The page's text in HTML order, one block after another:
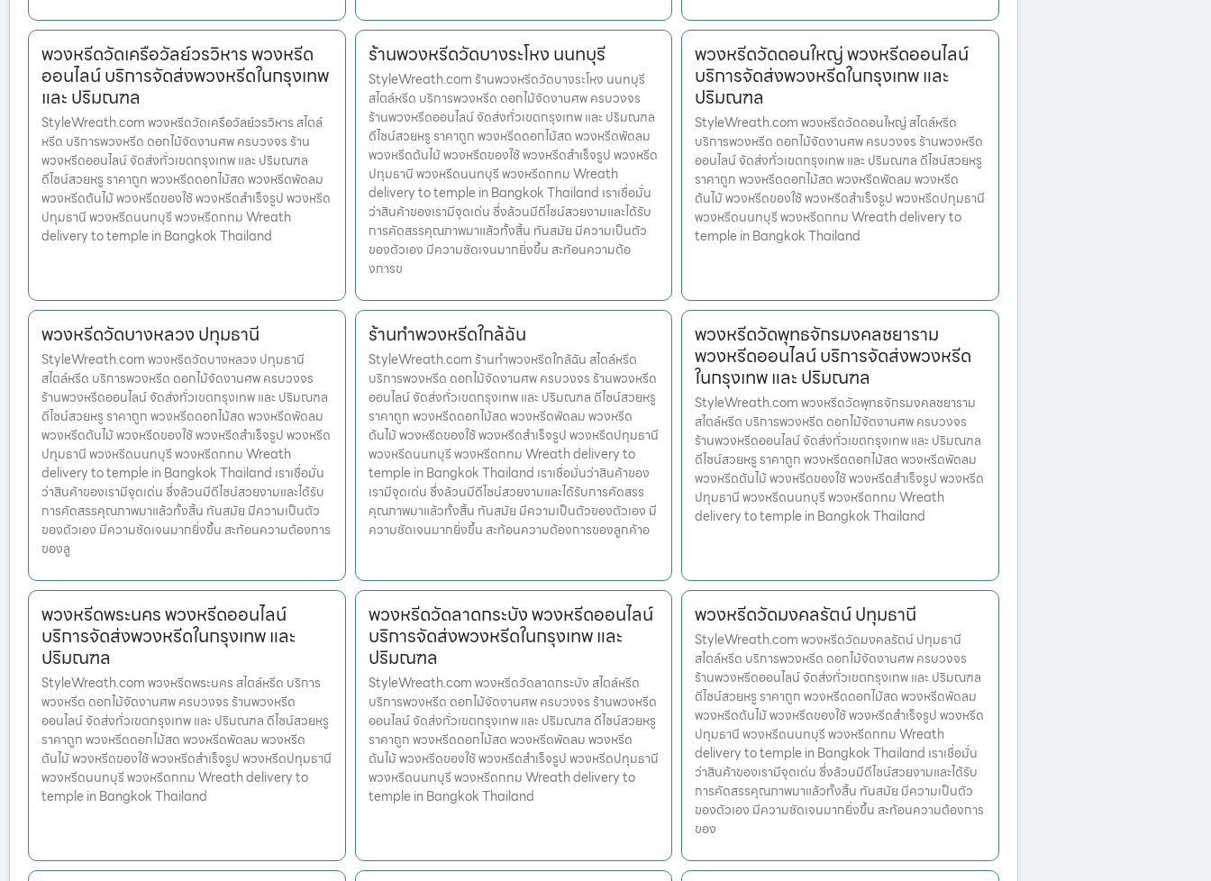
พวงหรีดวัดเครือวัลย์วรวิหาร พวงหรีด
ออนไลน์ บริการจัดส่งพวงหรีดในกรุงเทพ
และ ปริมณฑล
StyleWreath.com พวงหรีดวัดเครือวัลย์วรวิหาร สไตล์
หรีด บริการพวงหรีด ดอกไม้จัดงานศพ ครบวงจร ร้าน
พวงหรีดออนไลน์ จัดส่งทั่วเขตกรุงเทพ และ ปริมณฑล
ดีไซน์สวยหรู ราคาถูก พวงหรีดดอกไม้สด พวงหรีดพัดลม
พวงหรีดต้นไม้ พวงหรีดของใช้ พวงหรีดสำเร็จรูป พวงหรีด
ปทุมธานี พวงหรีดนนทบุรี พวงหรีดกทม Wreath
delivery to temple in Bangkok Thailand
ร้านพวงหรีดวัดบางระโหง นนทบุรี
StyleWreath.com ร้านพวงหรีดวัดบางระโหง นนทบุรี
สไตล์หรีด บริการพวงหรีด ดอกไม้จัดงานศพ ครบวงจร
ร้านพวงหรีดออนไลน์ จัดส่งทั่วเขตกรุงเทพ และ ปริมณฑล
ดีไซน์สวยหรู ราคาถูก พวงหรีดดอกไม้สด พวงหรีดพัดลม
พวงหรีดต้นไม้ พวงหรีดของใช้ พวงหรีดสำเร็จรูป พวงหรีด
ปทุมธานี พวงหรีดนนทบุรี พวงหรีดกทม Wreath
delivery to temple in Bangkok Thailand เราเชื่อมั่น
ว่าสินค้าของเรามีจุดเด่น ซึ่งล้วนมีดีไซน์สวยงามและได้รับ
การคัดสรรคุณภาพมาแล้วทั้งสิ้น ทันสมัย มีความเป็นตัว
ของตัวเอง มีความชัดเจนมากยิ่งขึ้น สะท้อนความต้อ
งการข
พวงหรีดวัดดอนใหญ่ พวงหรีดออนไลน์
บริการจัดส่งพวงหรีดในกรุงเทพ และ
ปริมณฑล
StyleWreath.com พวงหรีดวัดดอนใหญ่ สไตล์หรีด
บริการพวงหรีด ดอกไม้จัดงานศพ ครบวงจร ร้านพวงหรีด
ออนไลน์ จัดส่งทั่วเขตกรุงเทพ และ ปริมณฑล ดีไซน์สวยหรู
ราคาถูก พวงหรีดดอกไม้สด พวงหรีดพัดลม พวงหรีด
ต้นไม้ พวงหรีดของใช้ พวงหรีดสำเร็จรูป พวงหรีดปทุมธานี
พวงหรีดนนทบุรี พวงหรีดกทม Wreath delivery to
temple in Bangkok Thailand
พวงหรีดวัดบางหลวง ปทุมธานี
StyleWreath.com พวงหรีดวัดบางหลวง ปทุมธานี
สไตล์หรีด บริการพวงหรีด ดอกไม้จัดงานศพ ครบวงจร
ร้านพวงหรีดออนไลน์ จัดส่งทั่วเขตกรุงเทพ และ ปริมณฑล
ดีไซน์สวยหรู ราคาถูก พวงหรีดดอกไม้สด พวงหรีดพัดลม
พวงหรีดต้นไม้ พวงหรีดของใช้ พวงหรีดสำเร็จรูป พวงหรีด
ปทุมธานี พวงหรีดนนทบุรี พวงหรีดกทม Wreath
delivery to temple in Bangkok Thailand เราเชื่อมั่น
ว่าสินค้าของเรามีจุดเด่น ซึ่งล้วนมีดีไซน์สวยงามและได้รับ
การคัดสรรคุณภาพมาแล้วทั้งสิ้น ทันสมัย มีความเป็นตัว
ของตัวเอง มีความชัดเจนมากยิ่งขึ้น สะท้อนความต้องการ
ของลู
ร้านทําพวงหรีดใกล้ฉัน
StyleWreath.com ร้านทําพวงหรีดใกล้ฉัน สไตล์หรีด
บริการพวงหรีด ดอกไม้จัดงานศพ ครบวงจร ร้านพวงหรีด
ออนไลน์ จัดส่งทั่วเขตกรุงเทพ และ ปริมณฑล ดีไซน์สวยหรู
ราคาถูก พวงหรีดดอกไม้สด พวงหรีดพัดลม พวงหรีด
ต้นไม้ พวงหรีดของใช้ พวงหรีดสำเร็จรูป พวงหรีดปทุมธานี
พวงหรีดนนทบุรี พวงหรีดกทม Wreath delivery to
temple in Bangkok Thailand เราเชื่อมั่นว่าสินค้าของ
เรามีจุดเด่น ซึ่งล้วนมีดีไซน์สวยงามและได้รับการคัดสรร
คุณภาพมาแล้วทั้งสิ้น ทันสมัย มีความเป็นตัวของตัวเอง มี
ความชัดเจนมากยิ่งขึ้น สะท้อนความต้องการของลูกค้าอ
พวงหรีดวัดพุทธจักรมงคลชยาราม
พวงหรีดออนไลน์ บริการจัดส่งพวงหรีด
ในกรุงเทพ และ ปริมณฑล
StyleWreath.com พวงหรีดวัดพุทธจักรมงคลชยาราม
สไตล์หรีด บริการพวงหรีด ดอกไม้จัดงานศพ ครบวงจร
ร้านพวงหรีดออนไลน์ จัดส่งทั่วเขตกรุงเทพ และ ปริมณฑล
ดีไซน์สวยหรู ราคาถูก พวงหรีดดอกไม้สด พวงหรีดพัดลม
พวงหรีดต้นไม้ พวงหรีดของใช้ พวงหรีดสำเร็จรูป พวงหรีด
ปทุมธานี พวงหรีดนนทบุรี พวงหรีดกทม Wreath
delivery to temple in Bangkok Thailand
พวงหรีดพระนคร พวงหรีดออนไลน์
บริการจัดส่งพวงหรีดในกรุงเทพ และ
ปริมณฑล
StyleWreath.com พวงหรีดพระนคร สไตล์หรีด บริการ
พวงหรีด ดอกไม้จัดงานศพ ครบวงจร ร้านพวงหรีด
ออนไลน์ จัดส่งทั่วเขตกรุงเทพ และ ปริมณฑล ดีไซน์สวยหรู
ราคาถูก พวงหรีดดอกไม้สด พวงหรีดพัดลม พวงหรีด
ต้นไม้ พวงหรีดของใช้ พวงหรีดสำเร็จรูป พวงหรีดปทุมธานี
พวงหรีดนนทบุรี พวงหรีดกทม Wreath delivery to
temple in Bangkok Thailand
พวงหรีดวัดลาดกระบัง พวงหรีดออนไลน์
บริการจัดส่งพวงหรีดในกรุงเทพ และ
ปริมณฑล
StyleWreath.com พวงหรีดวัดลาดกระบัง สไตล์หรีด
บริการพวงหรีด ดอกไม้จัดงานศพ ครบวงจร ร้านพวงหรีด
ออนไลน์ จัดส่งทั่วเขตกรุงเทพ และ ปริมณฑล ดีไซน์สวยหรู
ราคาถูก พวงหรีดดอกไม้สด พวงหรีดพัดลม พวงหรีด
ต้นไม้ พวงหรีดของใช้ พวงหรีดสำเร็จรูป พวงหรีดปทุมธานี
พวงหรีดนนทบุรี พวงหรีดกทม Wreath delivery to
temple in Bangkok Thailand
พวงหรีดวัดมงคลรัตน์ ปทุมธานี
StyleWreath.com พวงหรีดวัดมงคลรัตน์ ปทุมธานี
สไตล์หรีด บริการพวงหรีด ดอกไม้จัดงานศพ ครบวงจร
ร้านพวงหรีดออนไลน์ จัดส่งทั่วเขตกรุงเทพ และ ปริมณฑล
ดีไซน์สวยหรู ราคาถูก พวงหรีดดอกไม้สด พวงหรีดพัดลม
พวงหรีดต้นไม้ พวงหรีดของใช้ พวงหรีดสำเร็จรูป พวงหรีด
ปทุมธานี พวงหรีดนนทบุรี พวงหรีดกทม Wreath
delivery to temple in Bangkok Thailand เราเชื่อมั่น
ว่าสินค้าของเรามีจุดเด่น ซึ่งล้วนมีดีไซน์สวยงามและได้รับ
การคัดสรรคุณภาพมาแล้วทั้งสิ้น ทันสมัย มีความเป็นตัว
ของตัวเอง มีความชัดเจนมากยิ่งขึ้น สะท้อนความต้องการ
ของ